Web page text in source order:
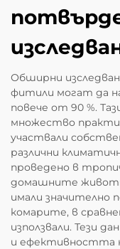
Обширни
фитили могат да
повече от 90 %.
множество
участвали
различни
проведено в
домашните
имали значително
комарите, в
използвали. Тези
и ефективността